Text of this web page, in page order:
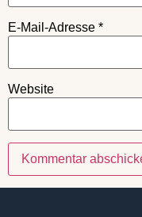
E-Mail-Adresse *
Website